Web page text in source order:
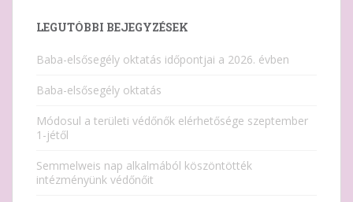
LEGUTÓBBI BEJEGYZÉSEK
Baba-elsősegély oktatás időpontjai a 2026. évben
Baba-elsősegély oktatás
Módosul a területi védőnők elérhetősége szeptember
1-jétől
Semmelweis nap alkalmából köszöntötték
intézményünk védőnőit